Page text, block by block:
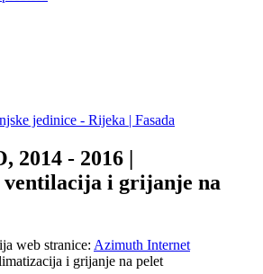
- 2016 |
i grijanje na
web stranice: Azimuth Internet
i grijanje na pelet